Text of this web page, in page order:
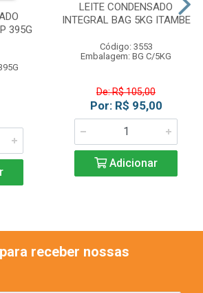
395G
LEITE CONDENSADO
INTEGRAL BAG 5KG ITAMBE
Código: 3553
Embalagem: BG C/5KG
De: R$ 105,00
Por: R$ 95,00
Adicionar
receber nossas